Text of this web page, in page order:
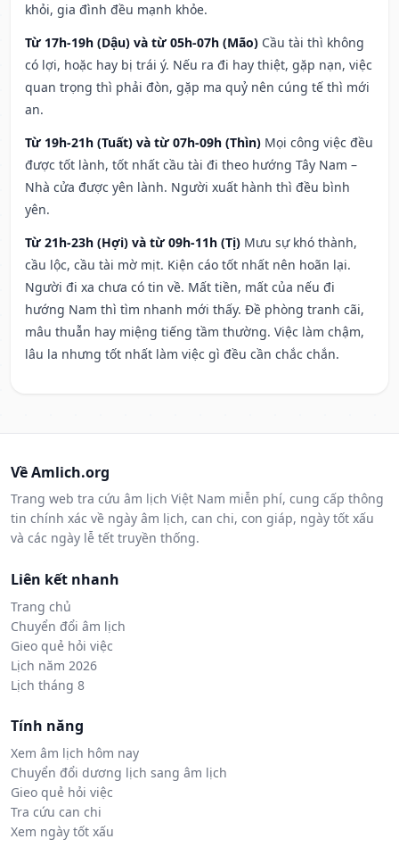
khỏi, gia đình đều mạnh khỏe.
Từ 17h-19h (Dậu) và từ 05h-07h (Mão) Cầu tài thì không
có lợi, hoặc hay bị trái ý. Nếu ra đi hay thiệt, gặp nạn, việc
quan trọng thì phải đòn, gặp ma quỷ nên cúng tế thì mới
an.
Từ 19h-21h (Tuất) và từ 07h-09h (Thìn) Mọi công việc đều
được tốt lành, tốt nhất cầu tài đi theo hướng Tây Nam –
Nhà cửa được yên lành. Người xuất hành thì đều bình
yên.
Từ 21h-23h (Hợi) và từ 09h-11h (Tị) Mưu sự khó thành,
cầu lộc, cầu tài mờ mịt. Kiện cáo tốt nhất nên hoãn lại.
Người đi xa chưa có tin về. Mất tiền, mất của nếu đi
hướng Nam thì tìm nhanh mới thấy. Đề phòng tranh cãi,
mâu thuẫn hay miệng tiếng tầm thường. Việc làm chậm,
lâu la nhưng tốt nhất làm việc gì đều cần chắc chắn.
Về Amlich.org
Trang web tra cứu âm lịch Việt Nam miễn phí, cung cấp thông
tin chính xác về ngày âm lịch, can chi, con giáp, ngày tốt xấu
và các ngày lễ tết truyền thống.
Liên kết nhanh
Trang chủ
Chuyển đổi âm lịch
Gieo quẻ hỏi việc
Lịch năm 2026
Lịch tháng 8
Tính năng
Xem âm lịch hôm nay
Chuyển đổi dương lịch sang âm lịch
Gieo quẻ hỏi việc
Tra cứu can chi
Xem ngày tốt xấu